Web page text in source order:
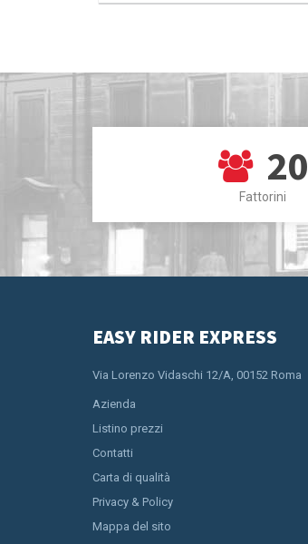
20
Fattorini
EASY RIDER EXPRESS
Via Lorenzo Vidaschi 12/A, 00152 Roma
Azienda
Listino prezzi
Contatti
Carta di qualità
Privacy & Policy
Mappa del sito